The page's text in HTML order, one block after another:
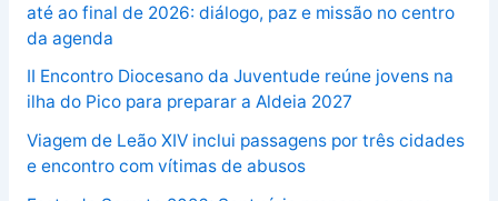
até ao final de 2026: diálogo, paz e missão no centro
da agenda
II Encontro Diocesano da Juventude reúne jovens na
ilha do Pico para preparar a Aldeia 2027
Viagem de Leão XIV inclui passagens por três cidades
e encontro com vítimas de abusos